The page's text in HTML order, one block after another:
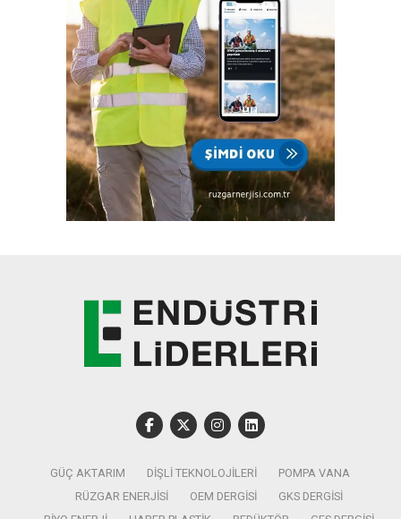
GÜÇ AKTARIM DIŞLI TEKNOLOJILERI
POMPA VANA
RÜZGAR ENERJISI
OEM DERGISI
GKS DERGISI